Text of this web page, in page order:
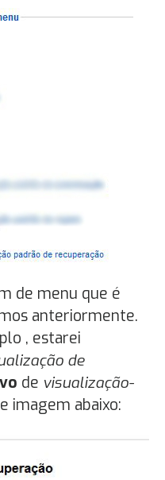
de menu que é
anteriormente.
, estarei
de
de visualização-
imagem abaixo: